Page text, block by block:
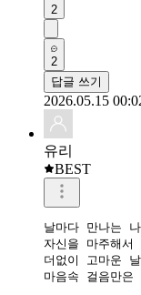
2
2
답글 쓰기
2026.05.15
유리
BEST
날마다 만나는 나
자신을 마주해서
더없이 고마운
마음속 걸음만